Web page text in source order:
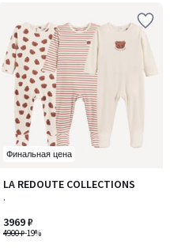
Финальная цена
LA REDOUTE COLLECTIONS
.
4900 ₽-19%
3969 ₽